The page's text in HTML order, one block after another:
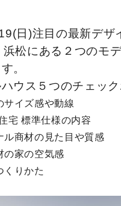
プラス
ームスタジオ
動産 スタッ
日)注目の最新デザ
浜松にある２つのモ
。
ウス５つのチェッ
イズ感や動線
宅 標準仕様の内容
商材の見た目や質感
家の空気感
りかた